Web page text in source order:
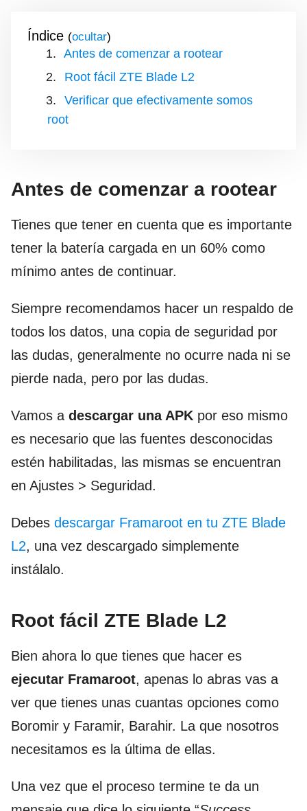
Índice ( )
Antes de comenzar a rootear
Root fácil ZTE Blade L2
Verificar que efectivamente somos
root
Antes de comenzar a rootear
Tienes que tener en cuenta que es importante
tener la batería cargada en un 60% como
mínimo antes de continuar.
Siempre recomendamos hacer un respaldo de
todos los datos, una copia de seguridad por
las dudas, generalmente no ocurre nada ni se
pierde nada, pero por las dudas.
Vamos a descargar una APK por eso mismo
es necesario que las fuentes desconocidas
estén habilitadas, las mismas se encuentran
en Ajustes > Seguridad.
Debes descargar Framaroot en tu ZTE Blade
L2, una vez descargado simplemente
instálalo.
Root fácil ZTE Blade L2
Bien ahora lo que tienes que hacer es
ejecutar Framaroot, apenas lo abras vas a
ver que tienes unas cuantas opciones como
Boromir y Faramir, Barahir. La que nosotros
necesitamos es la última de ellas.
Una vez que el proceso termine te da un